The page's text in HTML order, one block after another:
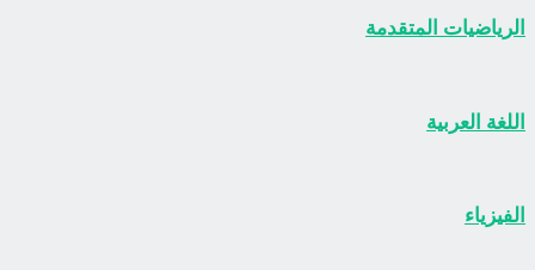
الرياضيات المتقدمة
اللغة العربية
الفيزياء